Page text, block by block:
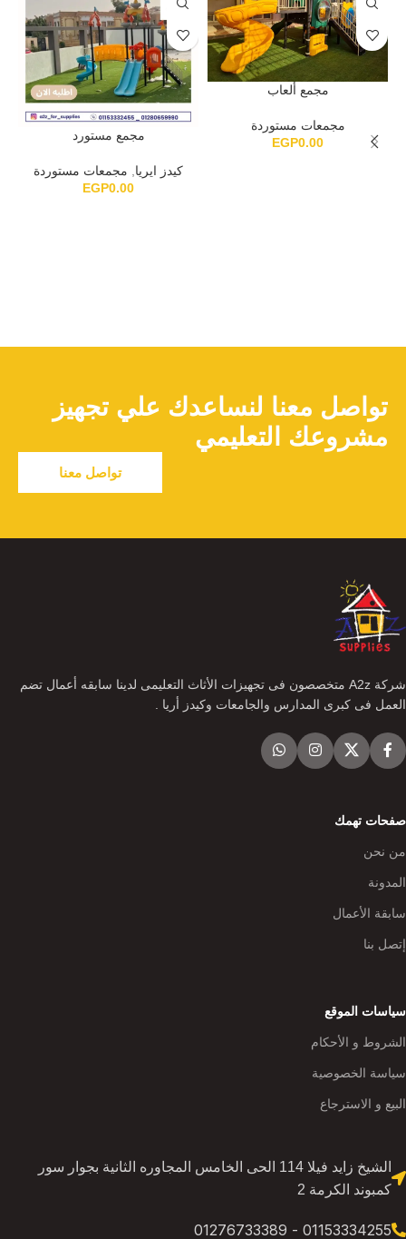
مجمع ألعاب
مجمعات مستوردة
EGP0.00
مجمع مستورد
كيدز ايريا
مجمعات مستوردة
EGP0.00
تواصل معنا لنساعدك علي تجهيز
مشروعك التعليمي
تواصل معنا
شركة A2z متخصصون فى تجهيزات الأثاث التعليمى لدينا سابقه أعمال تضم
العمل فى كبرى المدارس والجامعات وكيدز أريا .
صفحات تهمك
من نحن
المدونة
سابقة الأعمال
إتصل بنا
سياسات الموقع
الشروط و الأحكام
سياسة الخصوصية
البيع و الاسترجاع
الشيخ زايد فيلا 114 الحى الخامس المجاوره الثانية بجوار سور
كمبوند الكرمة 2
01153334255 - 01276733389